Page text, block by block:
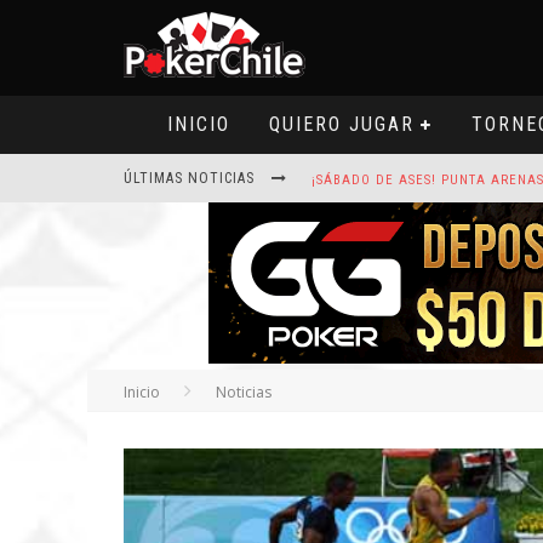
INICIO QUIERO JUGAR
ÚLTIMAS NOTICIAS
ROAD TO CLSOP PUERTO PLATA,
Inicio Noticias